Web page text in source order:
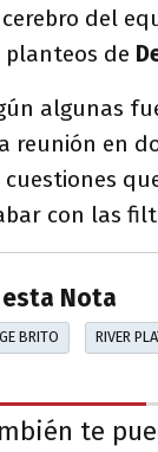
del
planteos de
algunas
reunión en
cuestiones
con las
esta Nota
BRITO RIVER
te